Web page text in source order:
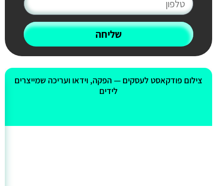
שליחה
אולי יעניין אותך גם
צילום פודקאסט לעסקים — הפקה, וידאו ועריכה שמייצרים
לידים